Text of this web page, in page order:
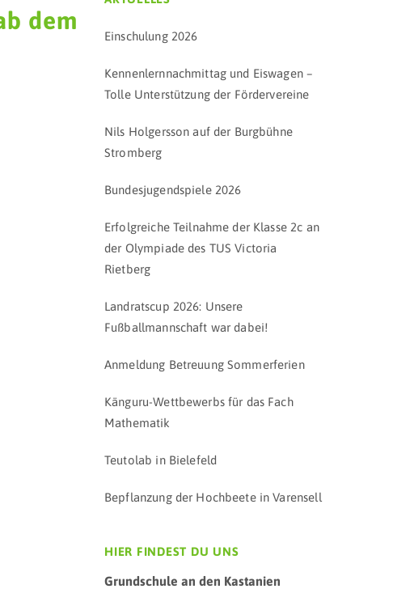
dem
Einschulung 2026
Kennenlernnachmittag und Eiswagen –
Tolle Unterstützung der Fördervereine
Nils Holgersson auf der Burgbühne
Stromberg
Bundesjugendspiele 2026
Erfolgreiche Teilnahme der Klasse 2c an
der Olympiade des TUS Victoria
Rietberg
Landratscup 2026: Unsere
Fußballmannschaft war dabei!
Anmeldung Betreuung Sommerferien
Känguru-Wettbewerbs für das Fach
Mathematik
Teutolab in Bielefeld
Bepflanzung der Hochbeete in Varensell
HIER FINDEST DU UNS
Grundschule an den Kastanien